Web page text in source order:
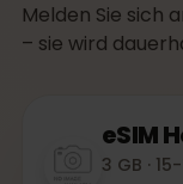
Melden Sie sich
– sie wird
eSIM
3 GB ·